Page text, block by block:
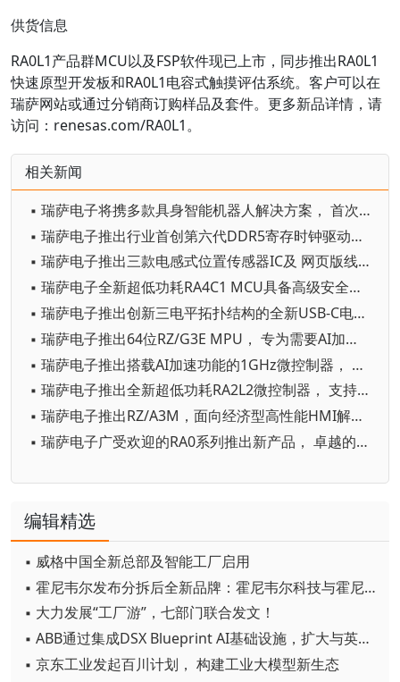
供货信息
RA0L1产品群MCU以及FSP软件现已上市，同步推出RA0L1
快速原型开发板和RA0L1电容式触摸评估系统。客户可以在
瑞萨网站或通过分销商订购样品及套件。更多新品详情，请
访问：renesas.com/RA0L1。
相关新闻
▪ 瑞萨电子将携多款具身智能机器人解决方案， 首次亮相2026中国具身智能机器人产业大会
▪ 瑞萨电子推出行业首创第六代DDR5寄存时钟驱动器，以9600MT/s的传输速率树立AI服务器性能新标杆
▪ 瑞萨电子推出三款电感式位置传感器IC及 网页版线圈设计工具，拓展工业传感产品组合
▪ 瑞萨电子全新超低功耗RA4C1 MCU具备高级安全性和专用外设集，是表计应用及其他应用的理想选择
▪ 瑞萨电子推出创新三电平拓扑结构的全新USB-C电源解决方案， 在提升性能的同时缩小系统尺寸
▪ 瑞萨电子推出64位RZ/G3E MPU， 专为需要AI加速和边缘计算的高性能HMI系统设计
▪ 瑞萨电子推出搭载AI加速功能的1GHz微控制器， 树立MCU性能新标杆
▪ 瑞萨电子推出全新超低功耗RA2L2微控制器， 支持USB-C Rev. 2.4标准
▪ 瑞萨电子推出RZ/A3M，面向经济型高性能HMI解决方案 扩展RZ/A MPU产品线
▪ 瑞萨电子广受欢迎的RA0系列推出新产品， 卓越的功耗、更宽的温度范围
编辑精选
▪ 威格中国全新总部及智能工厂启用
▪ 霍尼韦尔发布分拆后全新品牌：霍尼韦尔科技与霍尼韦尔航空航天
▪ 大力发展“工厂游”，七部门联合发文！
▪ ABB通过集成DSX Blueprint AI基础设施，扩大与英伟达的合作
▪ 京东工业发起百川计划， 构建工业大模型新生态